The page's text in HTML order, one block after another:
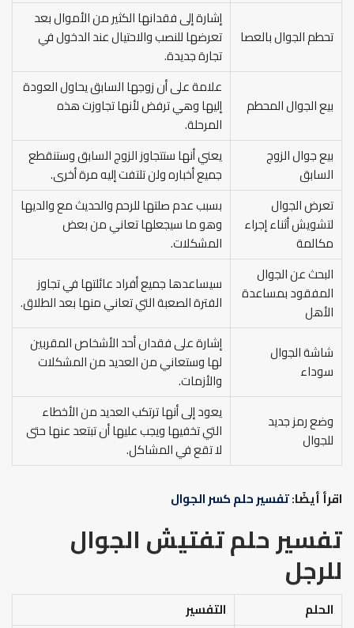
تحطم الجوال بالعصا
إشارة إلى فقدانها الكثير من الأموال بعد
تعرضها للنصب والاحتيال عند الدخول في
تجارة جديدة.
بيع الجوال المحطم
علامة على أن زوجها السابق يحاول العودة
إليها وهي ترفض لأنها تجاوزت هذه
المرحلة.
بيع جوال الزوج
السابق
يعني أنها ستتجاوز الزوج السابق وستنقطع
جميع أخباره ولن تلتفت إليه مرة أخرى.
تعرض الجوال
لتشويش أثناء إجراء
مكالمة
بسبب عدم صلتها للرحم والحديث مع والديها
وهو ما سيجعلها تعاني من بعض
المشكلات.
البحث عن الجوال
المفقود بمساعدة
الأهل
سيساعدها جميع أفراد عائلتها في تجاوز
الفترة الصعبة التي تعاني منها بعد الطلاق.
شاشة الجوال
سوداء
إشارة على فقدان أحد الأشخاص المقربين
لها وستعاني من العديد من المشكلات
والأزمات.
وضع رمز جديد
للجوال
يعود إلى أنها ترتكب العديد من الأخطاء
التي تخفيها ويجب عليها أن تبتعد عنها حتى
لا تقع في المشاكل.
اقرأ أيضًا:تفسير حلم كسر الجوال
تفسير حلم تفتيش الجوال
للرجل
الحلم التفسير